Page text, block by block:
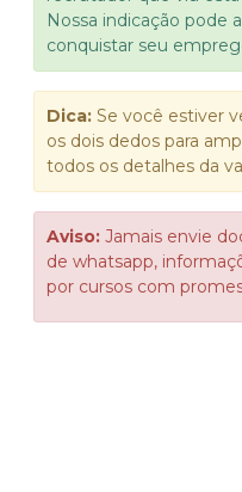
Nossa indicação pode
conquistar seu
Dica: Se você estiver
os dois dedos para
todos os detalhes da
Aviso: Jamais envie
de whatsapp,
por cursos com